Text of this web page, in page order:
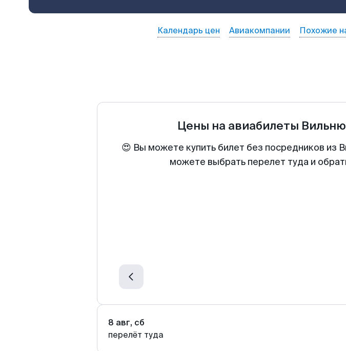
Календарь цен Авиакомпании Похожие
Цены на авиабилеты
😍 Вы можете купить билет без посредников из
можете выбрать перелет туда и
8 авг, сб
перелёт туда